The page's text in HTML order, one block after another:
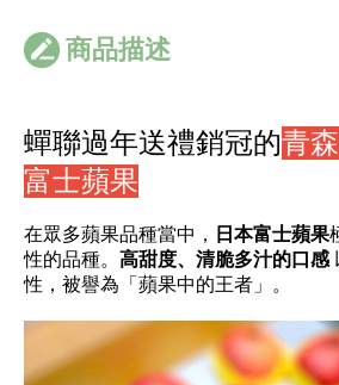
商品描述
蟬聯過年送禮銷冠的青
富士蘋果
在眾多蘋果品種當中， 日本富士蘋果
性的品種。 高甜度、清脆多汁的口感
性，被譽為「蘋果中的王者」。